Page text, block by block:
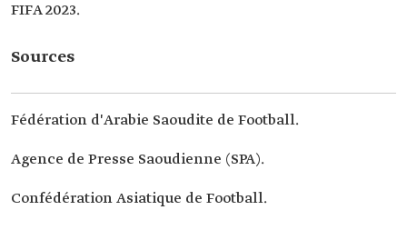
FIFA 2023.
Sources
Fédération d'Arabie Saoudite de Football.
Agence de Presse Saoudienne (SPA).
Confédération Asiatique de Football.